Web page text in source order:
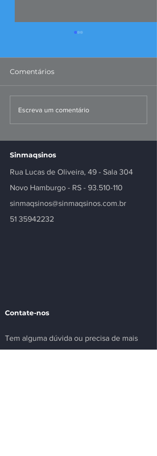
FIERGS: corte da Selic é
positivo, mas
Comentários
Escreva um comentário
Sinmaqsinos
Rua Lucas de Oliveira, 49 - Sala 304
Novo Hamburgo - RS - 93.510-110
sinmaqsinos@sinmaqsinos.com.br
51 35942232
Contate-nos
Tem alguma dúvida ou precisa de mais